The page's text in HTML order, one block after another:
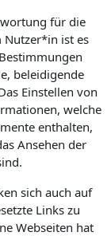
für die
ist es
beleidigende
Einstellen von
welche
enthalten,
Ansehen der
sich auch auf
Links zu
Webseiten hat